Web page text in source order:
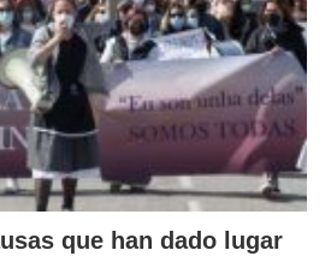
que han dado lugar